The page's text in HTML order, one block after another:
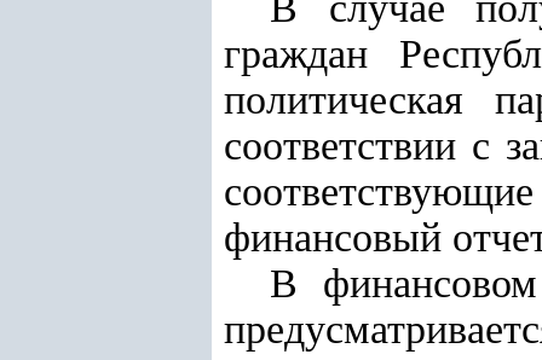
граждан
политическая
соответствии с
финансовый
В финансовом